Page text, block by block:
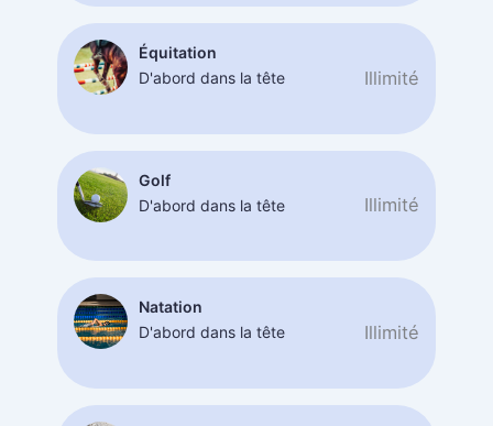
Équitation
D'abord dans la tête
Illimité
Golf
D'abord dans la tête
Illimité
Natation
D'abord dans la tête
Illimité